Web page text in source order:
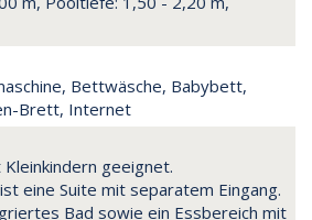
Bettwäsche, Babybett,
Brett, Internet
geeignet.
eine Suite mit separatem Eingang.
Bad sowie ein Essbereich mit